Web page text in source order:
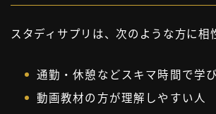
スタディサプリは、次のような方に相
通勤・休憩などスキマ時間で学
動画教材の方が理解しやすい人